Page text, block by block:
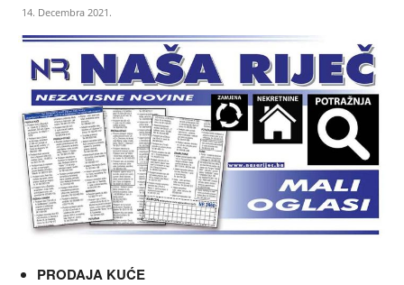
Zenica
14. Decembra 2021.
PRODAJA KUĆE